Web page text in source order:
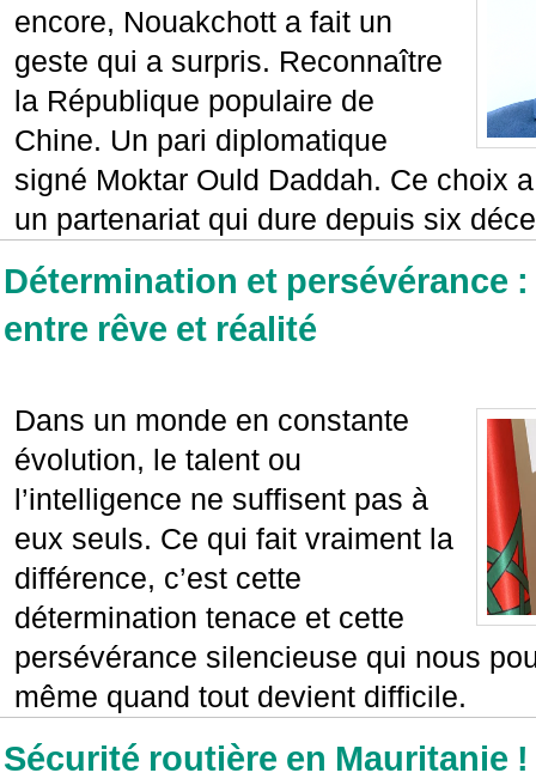
encore, Nouakchott a fait un
geste qui a surpris. Reconnaître
la République populaire de
Chine. Un pari diplomatique
signé Moktar Ould Daddah. Ce choix
un partenariat qui dure depuis six
Détermination et persévérance
entre rêve et réalité
Dans un monde en constante
évolution, le talent ou
l’intelligence ne suffisent pas à
eux seuls. Ce qui fait vraiment la
différence, c’est cette
détermination tenace et cette
persévérance silencieuse qui nous
même quand tout devient difficile.
Sécurité routière en Mauritanie !